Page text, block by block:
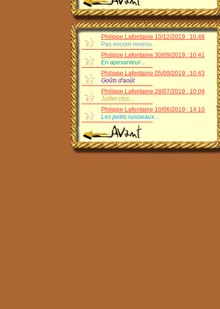
Philippe Lafontaine 10/12/2019 : 10:48
Pas encore revenu…
Philippe Lafontaine 30/09/2019 : 10:41
En apesanteur…
Philippe Lafontaine 05/09/2019 : 10:43
Goûts d'août
Philippe Lafontaine 28/07/2019 : 10:04
Juillet clos…
Philippe Lafontaine 10/06/2019 : 14:10
Les petits ruisseaux…